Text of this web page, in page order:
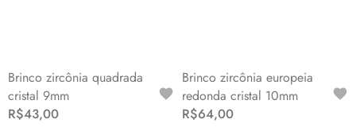
Brinco zircônia quadrada
cristal 9mm
R$43,00
Brinco zircônia europeia
redonda cristal 10mm
R$64,00